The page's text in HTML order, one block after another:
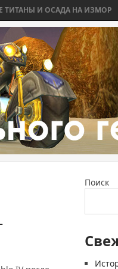
И ОСАДА НА ИЗМОР
Поиск